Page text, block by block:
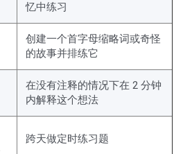
忆中练习
创建一个首字母缩略词或奇怪
的故事并排练它
在没有注释的情况下在 2 分钟
内解释这个想法
跨天做定时练习题